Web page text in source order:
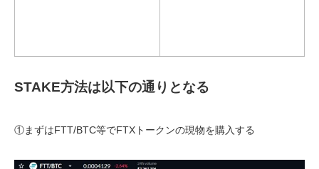
STAKE方法は以下の通りとなる
①まずはFTT/BTC等でFTXトークンの現物を購入する